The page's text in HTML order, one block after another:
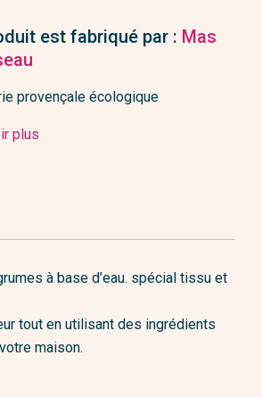
est fabriqué par : Mas
provençale écologique
plus
à base d’eau. spécial tissu et
tout en utilisant des ingrédients
maison.